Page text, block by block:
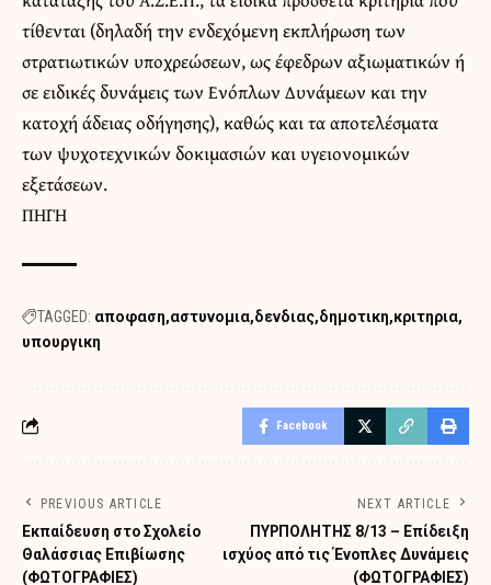
τίθενται (δηλαδή την ενδεχόμενη εκπλήρωση των
στρατιωτικών υποχρεώσεων, ως έφεδρων αξιωματικών ή
σε ειδικές δυνάμεις των Ενόπλων Δυνάμεων και την
κατοχή άδειας οδήγησης), καθώς και τα αποτελέσματα
των ψυχοτεχνικών δοκιμασιών και υγειονομικών
εξετάσεων.
ΠΗΓΗ
TAGGED: αποφαση αστυνομια δενδιας δημοτικη κριτηρια
υπουργικη
Facebook
PREVIOUS ARTICLE
Εκπαίδευση στο Σχολείο
Θαλάσσιας Επιβίωσης
(ΦΩΤΟΓΡΑΦΙΕΣ)
NEXT ARTICLE
ΠΥΡΠΟΛΗΤΗΣ 8/13 – Επίδειξη
ισχύος από τις Ένοπλες Δυνάμεις
(ΦΩΤΟΓΡΑΦΙΕΣ)